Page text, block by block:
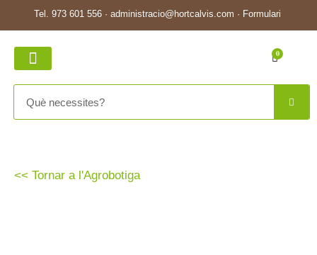
Tel. 973 601 556· administracio@hortcalvis.com · Formulari
0
<< Tornar a l'Agrobotiga